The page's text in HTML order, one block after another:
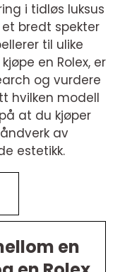
i tidløs luksus
et bredt spekter
til ulike
en Rolex, er
og vurdere
hvilken modell
at du kjøper
av
estetikk.
en